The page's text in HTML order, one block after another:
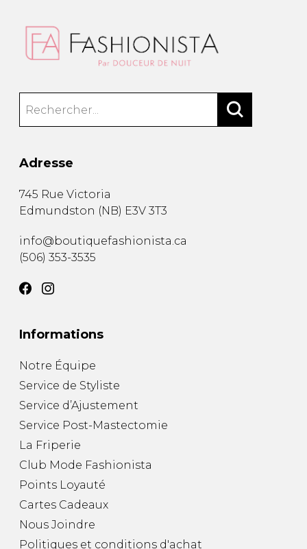
Adresse
745 Rue Victoria
Edmundston (NB) E3V 3T3
info@boutiquefashionista.ca
(506) 353-3535
Informations
Notre Équipe
Service de Styliste
Service d’Ajustement
Service Post-Mastectomie
La Friperie
Club Mode Fashionista
Points Loyauté
Cartes Cadeaux
Nous Joindre
Politiques et conditions d'achat